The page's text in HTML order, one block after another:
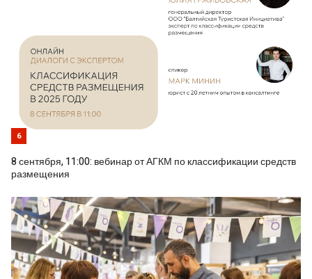
6
8 сентября, 11:00: вебинар от АГКМ по классификации средств
размещения